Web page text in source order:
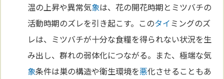
温の上昇や異常気象は、花の開花時期とミツバチの
活動時期のズレを引き起こす。このタイミングのズ
レは、ミツバチが十分な食糧を得られない状況を生
み出し、群れの弱体化につながる。また、極端な気
象条件は巣の構造や衛生環境を悪化させることもあ